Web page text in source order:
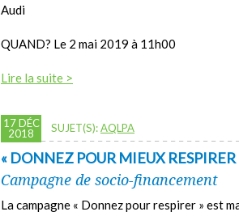
Audi
QUAND? Le 2 mai 2019 à 11h00
Lire la suite >
17 DÉC
2018
SUJET(S):AQLPA
« DONNEZ POUR MIEUX RESPIRER
Campagne de socio-financement
La campagne « Donnez pour respirer » est